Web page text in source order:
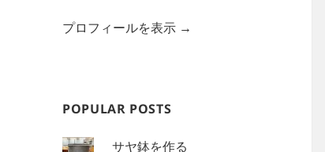
プロフィールを表示 →
POPULAR POSTS
サヤ鉢を作る